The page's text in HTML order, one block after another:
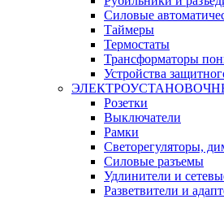
Силовые
Таймеры
Термостаты
Трансформаторы
Устройства
Розетки
Выключатели
Рамки
Светорегуляторы,
Силовые разъемы
Удлинители и
Разветвители и